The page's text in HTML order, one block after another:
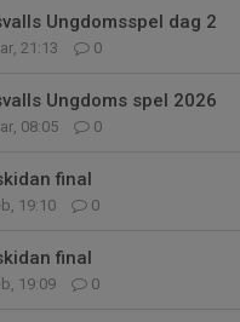
Ungdomsspel dag 2
21:13 0
Ungdoms spel 2026
08:05 0
final
19:10 0
final
19:09 0